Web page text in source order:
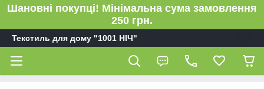
Шановні покупці! Мінімальна сума замовлення
250 грн.
Текстиль для дому "1001 НІЧ"